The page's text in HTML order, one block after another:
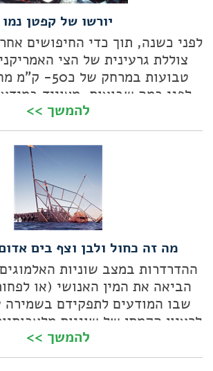
יורשו של קפטן נמו
לפני כשנה, תוך כדי החיפושים
צוללת גרעינית של הצי
טבועות במרחק
לפני כמה שבועות, מצוייד
האמריקני, הגיע לאזור, מגלה
רוברט בלרד. הגיע וגילה מטען
עתיקים השייך לספינה פניקית,
הגדולה ביותר שנמצאה
להמשך >>
מה זה כחול ולבן וצף בים
ההדרדרות במצב שוניות
הביאה את המין האנושי (או
שבו המודעים לתפקידם
לרעיון הקמתן של שוניות
נסיונות פחות טובים, יותר
טובים. למשל, שונית הדובקורל
להמשך >>